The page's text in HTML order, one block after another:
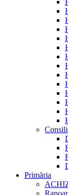
Primăria